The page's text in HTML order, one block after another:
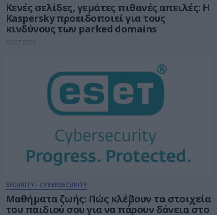
Κενές σελίδες, γεμάτες πιθανές απειλές: Η
Kaspersky προειδοποιεί για τους
κινδύνους των parked domains
23.07.2026
SECURITY - CYBERSECURITY
Μαθήματα ζωής: Πώς κλέβουν τα στοιχεία
του παιδιού σου για να πάρουν δάνεια στο